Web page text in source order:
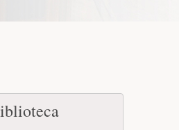
Política